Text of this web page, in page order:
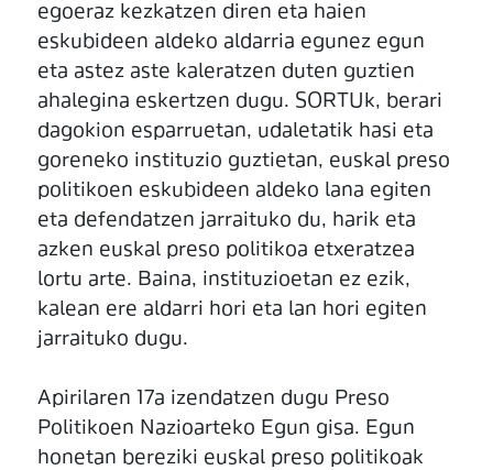
egoeraz kezkatzen diren eta haien
eskubideen aldeko aldarria egunez egun
eta astez aste kaleratzen duten guztien
ahalegina eskertzen dugu. SORTUk, berari
dagokion esparruetan, udaletatik hasi eta
goreneko instituzio guztietan, euskal preso
politikoen eskubideen aldeko lana egiten
eta defendatzen jarraituko du, harik eta
azken euskal preso politikoa etxeratzea
lortu arte. Baina, instituzioetan ez ezik,
kalean ere aldarri hori eta lan hori egiten
jarraituko dugu.
Apirilaren 17a izendatzen dugu Preso
Politikoen Nazioarteko Egun gisa. Egun
honetan bereziki euskal preso politikoak